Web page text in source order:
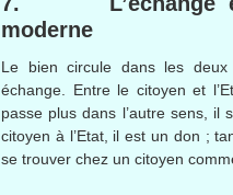
moderne
Le bien circule dansles deux
échange
Entrele citoyen et
passe plusdans l’autre sens, il
citoyen à l’Etat, il est un don ;
se trouver chez un citoyen